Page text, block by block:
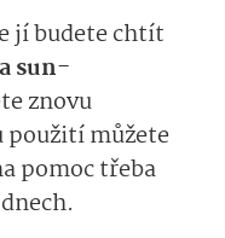
jí budete chtít
sun­
znovu
použití můžete
pomoc třeba
.